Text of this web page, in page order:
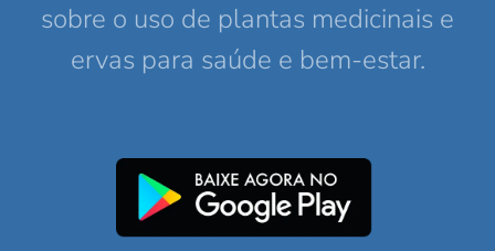
sobre o uso de plantas medicinais e
ervas para saúde e bem-estar.